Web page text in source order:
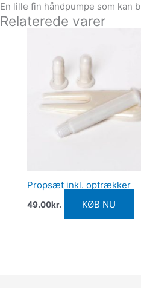
En lille fin håndpumpe som kan
Relaterede varer
Propsæt inkl. optrækker
49.00kr. KØB NU